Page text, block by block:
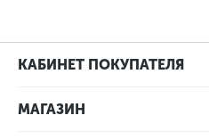
КАБИНЕТ ПОКУПАТЕЛЯ
МАГАЗИН